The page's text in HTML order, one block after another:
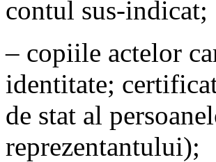
contul sus-indicat;
– copiile actelor
identitate;
de stat al
reprezentantului);